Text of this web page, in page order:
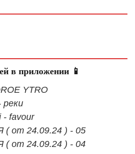
в приложении 📱
YTRO
реки
- favour
от 24.09.24 ) - 05
от 24.09.24 ) - 04